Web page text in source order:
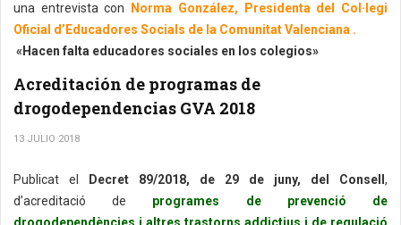
una entrevista con
Norma González, Presidenta del Col·legi
Oficial d’Educadores Socials de la Comunitat Valenciana .
«Hacen falta educadores sociales en los colegios»
Acreditación de programas de
drogodependencias GVA 2018
13 JULIO 2018
Publicat el Decret 89/2018, de 29 de juny, del Consell ,
d’acreditació de programes de prevenció de